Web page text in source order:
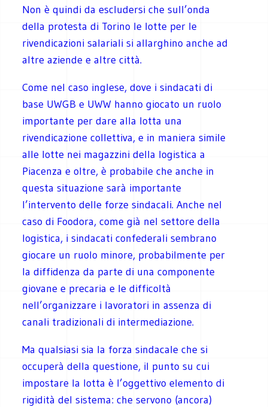
Non è quindi da escludersi che sull’onda
della protesta di Torino le lotte per le
rivendicazioni salariali si allarghino anche ad
altre aziende e altre città.
Come nel caso inglese, dove i sindacati di
base UWGB e UWW hanno giocato un ruolo
importante per dare alla lotta una
rivendicazione collettiva, e in maniera simile
alle lotte nei magazzini della logistica a
Piacenza e oltre, è probabile che anche in
questa situazione sarà importante
l’intervento delle forze sindacali. Anche nel
caso di Foodora, come già nel settore della
logistica, i sindacati confederali sembrano
giocare un ruolo minore, probabilmente per
la diffidenza da parte di una componente
giovane e precaria e le difficoltà
nell’organizzare i lavoratori in assenza di
canali tradizionali di intermediazione.
Ma qualsiasi sia la forza sindacale che si
occuperà della questione, il punto su cui
impostare la lotta è l’oggettivo elemento di
rigidità del sistema: che servono (ancora)